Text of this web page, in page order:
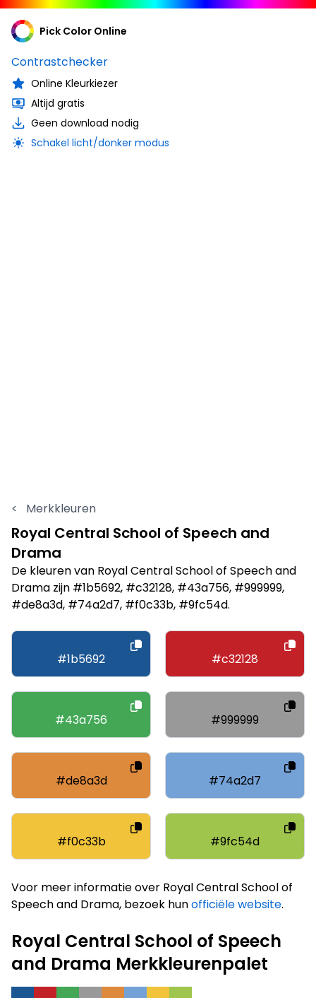
Pick Color Online
Contrastchecker
Online Kleurkiezer
Altijd gratis
Geen download nodig
Schakel licht/donker modus
< Merkkleuren
Royal Central School of Speech and
Drama
De kleuren van Royal Central School of Speech and
Drama zijn #1b5692, #c32128, #43a756, #999999,
#de8a3d, #74a2d7, #f0c33b, #9fc54d.
#1b5692 #c32128
#43a756 #999999
#de8a3d #74a2d7
#f0c33b #9fc54d
Voor meer informatie over Royal Central School of
Speech and Drama, bezoek hunofficiële website.
Royal Central School of Speech
and Drama Merkkleurenpalet